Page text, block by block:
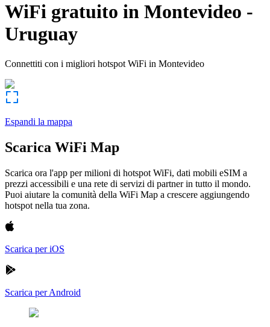
WiFi gratuito in Montevideo -
Uruguay
Connettiti con i migliori hotspot WiFi in Montevideo
Espandi la mappa
Scarica WiFi Map
Scarica ora l'app per milioni di hotspot WiFi, dati mobili eSIM a
prezzi accessibili e una rete di servizi di partner in tutto il mondo.
Puoi aiutare la comunità della WiFi Map a crescere aggiungendo
hotspot nella tua zona.
Scarica per iOS
Scarica per Android